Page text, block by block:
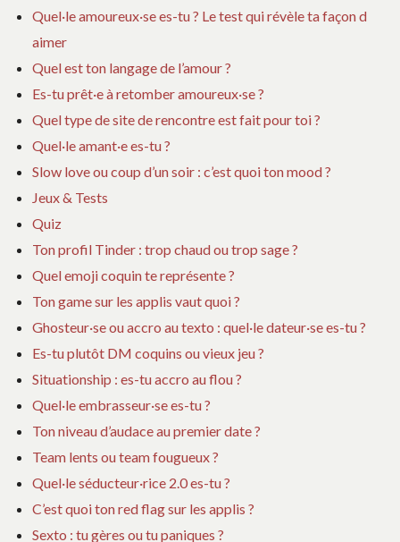
Quel·le amoureux·se es-tu ? Le test qui révèle ta façon d
aimer
Quel est ton langage de l’amour ?
Es-tu prêt·e à retomber amoureux·se ?
Quel type de site de rencontre est fait pour toi ?
Quel·le amant·e es-tu ?
Slow love ou coup d’un soir : c’est quoi ton mood ?
Jeux & Tests
Quiz
Ton profil Tinder : trop chaud ou trop sage ?
Quel emoji coquin te représente ?
Ton game sur les applis vaut quoi ?
Ghosteur·se ou accro au texto : quel·le dateur·se es-tu ?
Es-tu plutôt DM coquins ou vieux jeu ?
Situationship : es-tu accro au flou ?
Quel·le embrasseur·se es-tu ?
Ton niveau d’audace au premier date ?
Team lents ou team fougueux ?
Quel·le séducteur·rice 2.0 es-tu ?
C’est quoi ton red flag sur les applis ?
Sexto : tu gères ou tu paniques ?